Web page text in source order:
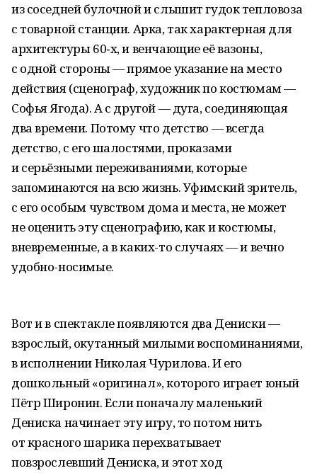
из соседней булочной и слышит гудок тепловоза
с товарной станции. Арка, так характерная для
архитектуры 60‑х, и венчающие её вазоны,
с одной стороны — прямое указание на место
действия (сценограф, художник по костюмам —
Софья Ягода). А с другой — дуга, соединяющая
два времени. Потому что детство — всегда
детство, с его шалостями, проказами
и серьёзными переживаниями, которые
запоминаются на всю жизнь. Уфимский зритель,
с его особым чувством дома и места, не может
не оценить эту сценографию, как и костюмы,
вневременные, а в каких-то случаях — и вечно
удобно-носимые.
Вот и в спектакле появляются два Дениски —
взрослый, окутанный милыми воспоминаниями,
в исполнении Николая Чурилова. И его
дошкольный «оригинал», которого играет юный
Пётр Широнин. Если поначалу маленький
Дениска начинает эту игру, то потом нить
от красного шарика перехватывает
повзрослевший Дениска, и этот ход